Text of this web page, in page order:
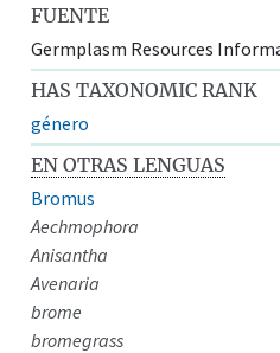
FUENTE
Germplasm Resources
HAS TAXONOMIC RANK
género
EN OTRAS LENGUAS
Bromus
Aechmophora
Anisantha
Avenaria
brome
bromegrass